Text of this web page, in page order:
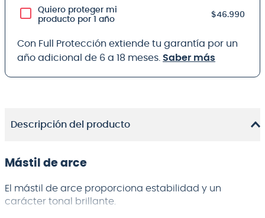
Quiero proteger mi
producto por 1 año
$46.990
Con Full Protección extiende tu garantía por un
año adicional de 6 a 18 meses. Saber más
Descripción del producto
Mástil de arce
El mástil de arce proporciona estabilidad y un
carácter tonal brillante.